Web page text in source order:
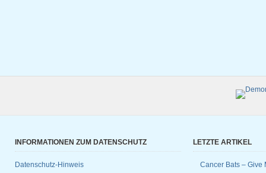
INFORMATIONEN ZUM DATENSCHUTZ
Datenschutz-Hinweis
LETZTE ARTIKEL
Cancer Bats – Give